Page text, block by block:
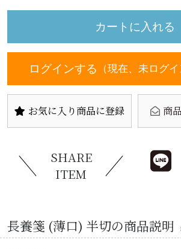
ログインする （現在、未ログ
お気に入り商品に登録 商
SHARE
ITEM
長養箋 (薄口) 半切の商品説明